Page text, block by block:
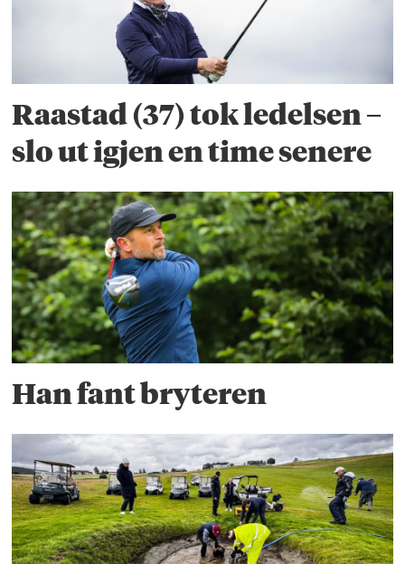
Raastad (37) tok ledelsen –
slo ut igjen en time senere
Han fant bryteren